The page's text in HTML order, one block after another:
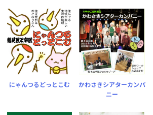
にゃんつるどっとこむ
かわさきシアターカンパ
ニー